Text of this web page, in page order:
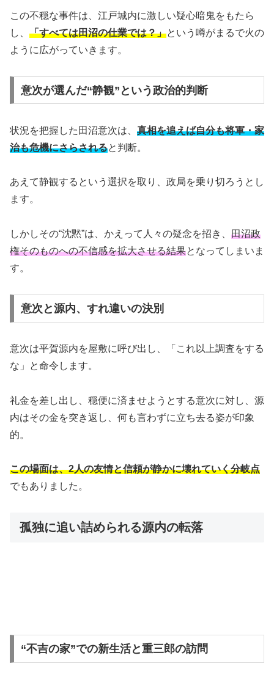
この不穏な事件は、江戸城内に激しい疑心暗鬼をもたら
し、 「すべては田沼の仕業では？」という噂がまるで火の
ように広がっていきます。
意次が選んだ“静観”という政治的判断
状況を把握した田沼意次は、 真相を追えば自分も将軍・家
治も危機にさらされると判断。
あえて静観するという選択を取り、政局を乗り切ろうとし
ます。
しかしその“沈黙”は、かえって人々の疑念を招き、 田沼政
権そのものへの不信感を拡大させる結果となってしまいま
す。
意次と源内、すれ違いの決別
意次は平賀源内を屋敷に呼び出し、「これ以上調査をする
な」と命令します。
礼金を差し出し、穏便に済ませようとする意次に対し、源
内はその金を突き返し、何も言わずに立ち去る姿が印象
的。
この場面は、2人の友情と信頼が静かに壊れていく分岐点
でもありました。
孤独に追い詰められる源内の転落
“不吉の家”での新生活と重三郎の訪問